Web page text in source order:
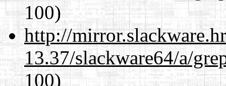
100)
http://
13.37/slackware64/a/
100)